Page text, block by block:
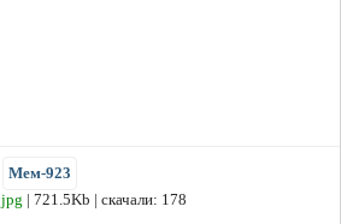
Мем-923
jpg | 721.5Kb | скачали: 178